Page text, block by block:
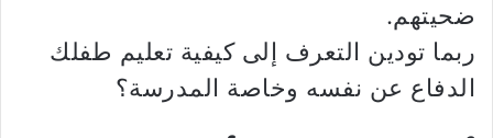
ضحيتهم.
ربما تودين التعرف إلى كيفية تعليم طفلك
الدفاع عن نفسه وخاصة المدرسة؟